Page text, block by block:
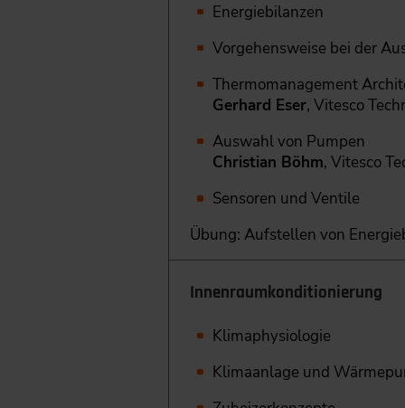
Energiebilanzen
Vorgehensweise bei der
Thermomanagement
Gerhard Eser, Vitesco
Auswahl von Pumpen
Christian Böhm, Vitesco
Sensoren und Ventile
Übung: Aufstellen von
Innenraumkonditionierung
Klimaphysiologie
Klimaanlage und